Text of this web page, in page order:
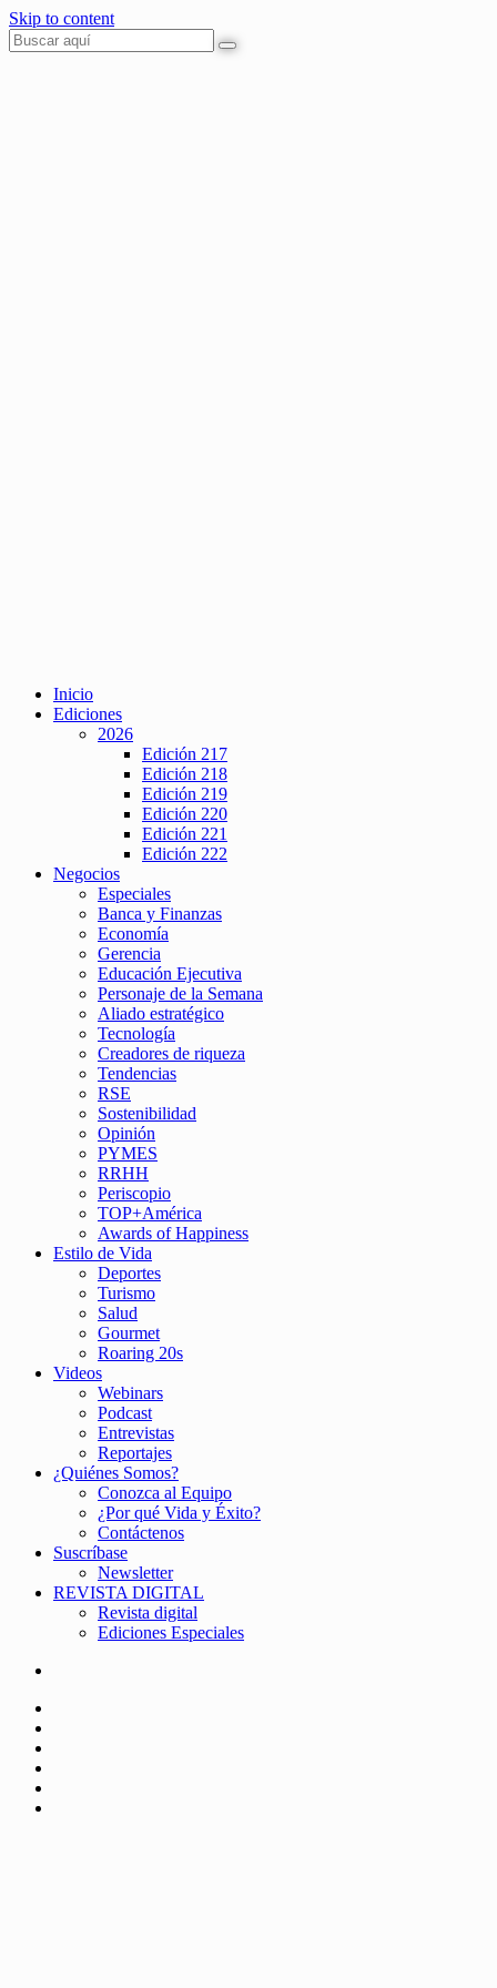
Skip to content
Inicio
Ediciones
2026
Edición 217
Edición 218
Edición 219
Edición 220
Edición 221
Edición 222
Negocios
Especiales
Banca y Finanzas
Economía
Gerencia
Educación Ejecutiva
Personaje de la Semana
Aliado estratégico
Tecnología
Creadores de riqueza
Tendencias
RSE
Sostenibilidad
Opinión
PYMES
RRHH
Periscopio
TOP+América
Awards of Happiness
Estilo de Vida
Deportes
Turismo
Salud
Gourmet
Roaring 20s
Videos
Webinars
Podcast
Entrevistas
Reportajes
¿Quiénes Somos?
Conozca al Equipo
¿Por qué Vida y Éxito?
Contáctenos
Suscríbase
Newsletter
REVISTA DIGITAL
Revista digital
Ediciones Especiales